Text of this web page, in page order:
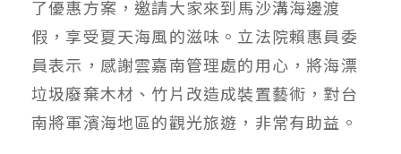
了優惠方案，邀請大家來到馬沙溝海邊渡
假，享受夏天海風的滋味。立法院賴惠員委
員表示，感謝雲嘉南管理處的用心，將海漂
垃圾廢棄木材、竹片改造成裝置藝術，對台
南將軍濱海地區的觀光旅遊，非常有助益。